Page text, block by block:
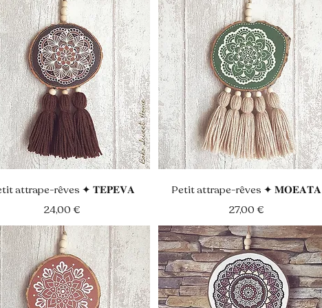
Aperçu rapide
attrape-rêves ✦ 𝐓𝐄𝐏𝐄𝐕𝐀
Prix
24,00 €
Aperçu rapide
Petit attrape-rêves ✦ 𝐌𝐎𝐄𝐀𝐓𝐀
Prix
27,00 €